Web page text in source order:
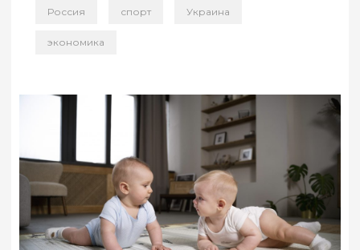
Россия спорт Украина
экономика